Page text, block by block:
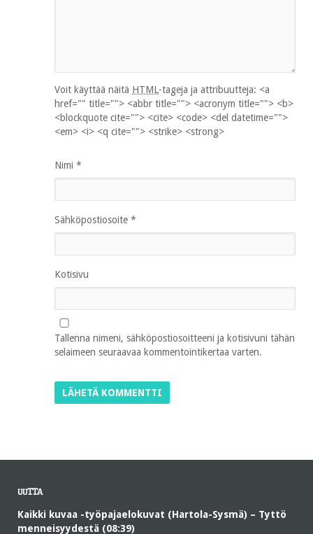
Voit käyttää näitä HTML-tageja ja attribuutteja: <a
href="" title=""> <abbr title=""> <acronym title=""> <b>
<blockquote cite=""> <cite> <code> <del datetime="">
<em> <i> <q cite=""> <strike> <strong>
Nimi *
Sähköpostiosoite *
Kotisivu
Tallenna nimeni, sähköpostiosoitteeni ja kotisivuni tähän
selaimeen seuraavaa kommentointikertaa varten.
UUTTA
Kaikki kuvaa -työpajaelokuvat (Hartola-Sysmä) – Tyttö
menneisyydestä (08:39)